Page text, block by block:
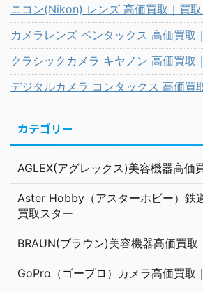
ニコン(Nikon) レンズ 高価買取｜買
カメラレンズ ペンタックス 高価買取
クラシックカメラ キヤノン 高価買取
デジタルカメラ コンタックス 高価買
カテゴリー
AGLEX(アグレックス)美容機器高価
Aster Hobby（アスターホビー）鉄
買取スター
BRAUN(ブラウン)美容機器高価買取
GoPro（ゴープロ）カメラ高価買取